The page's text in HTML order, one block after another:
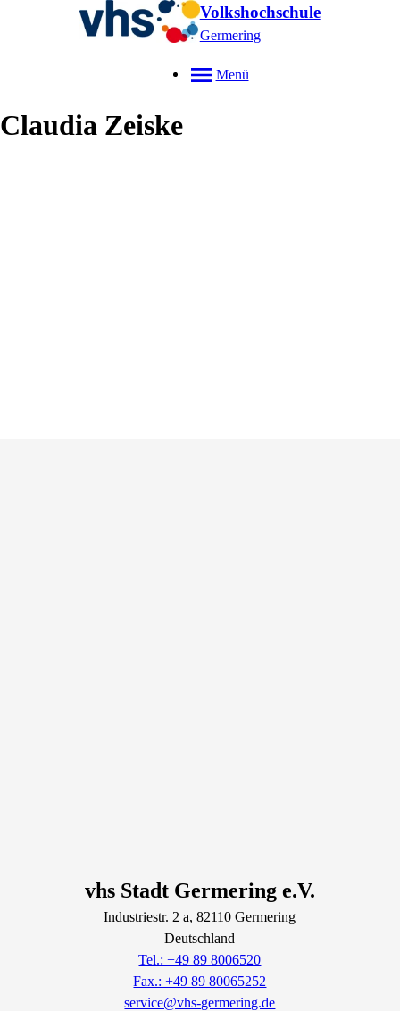
Volkshochschule
Germering
Menü
Claudia Zeiske
vhs Stadt Germering e.V.
Industriestr. 2 a, 82110Germering
Deutschland
Tel.: +49 89 8006520
Fax.: +49 89 80065252
service@vhs-germering.de